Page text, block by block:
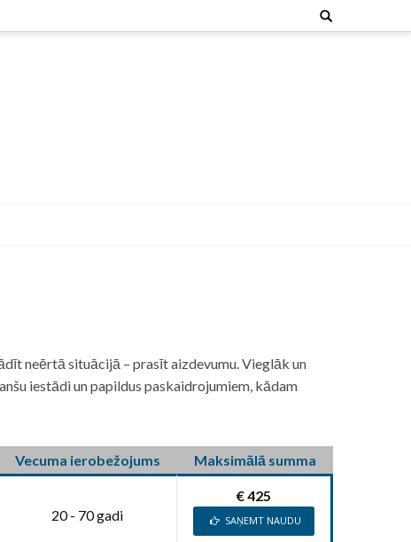
Search
for:
neērtā situācijā – prasīt aizdevumu. Vieglāk un
iestādi un papildus paskaidrojumiem, kādam
Vecuma ierobežojums Maksimālā summa
20 - 70 gadi
€ 425
SAŅEMT NAUDU